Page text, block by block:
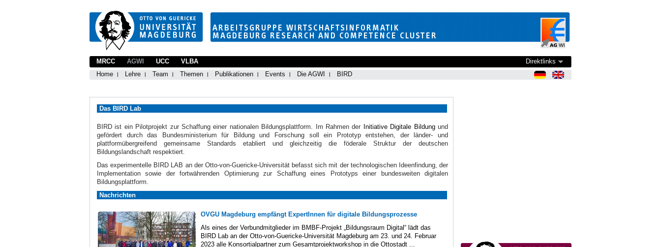
MRCC
AGWI
Home
Lehre Team Themen Publikationen Events Die AGWI BIRD
UCC VLBA Direktlinks
Das BIRD Lab
BIRD ist ein Pilotprojekt zur Schaffung einer nationalen Bildungsplattform. Im Rahmen der Initiative Digitale Bildungund
gefördert durch das Bundesministerium für Bildung und Forschung soll ein Prototyp entstehen, der länder- und
plattformübergreifend gemeinsame Standards etabliert und gleichzeitig die föderale Struktur der deutschen
Bildungslandschaft respektiert.
Das experimentelle BIRD LAB an der Otto-von-Guericke-Universität befasst sich mit der technologischen Ideenfindung, der
Implementation sowie der fortwährenden Optimierung zur Schaffung eines Prototyps einer bundesweiten digitalen
Bildungsplattform.
Nachrichten
OVGU Magdeburg empfängt ExpertInnen für digitale Bildungsprozesse
Als eines der Verbundmitglieder im BMBF-Projekt „Bildungsraum Digital“ lädt das
BIRD Lab an der Otto-von-Guericke-Universität Magdeburg am 23. und 24. Februar
2023 alle Konsortialpartner zum Gesamtprojektworkshop in die Ottostadt ...